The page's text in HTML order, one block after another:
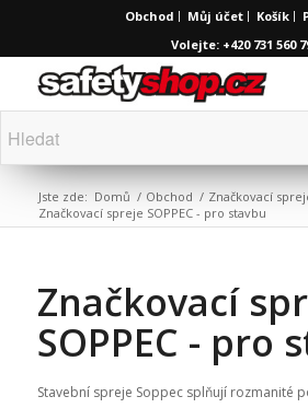
Obchod Můj účet Košík
Volejte: +420 731 560
Jste zde: Domů / Obchod / Značkovací
Značkovací spreje SOPPEC - pro stavbu
Značkovací
SOPPEC - pro
Stavební spreje Soppec splňují rozmanité